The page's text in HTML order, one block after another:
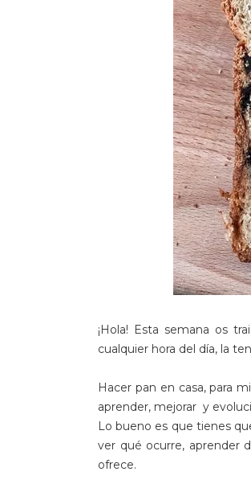
¡Hola! Esta semana os
cualquier hora del día, la
Hacer pan en casa, para
aprender, mejorar y
Lo bueno es que tienes
ver qué ocurre, aprender
ofrece.